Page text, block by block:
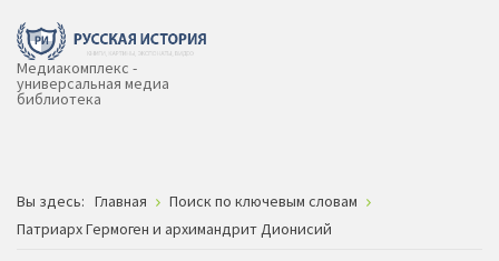
Медиакомплекс -
универсальная медиа
библиотека
Вы здесь: Главная
Поиск по ключевым словам
Патриарх Гермоген и архимандрит Дионисий